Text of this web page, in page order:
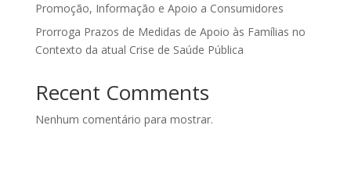
Promoção, Informação e Apoio a Consumidores
Prorroga Prazos de Medidas de Apoio às Famílias no
Contexto da atual Crise de Saúde Pública
Recent Comments
Nenhum comentário para mostrar.